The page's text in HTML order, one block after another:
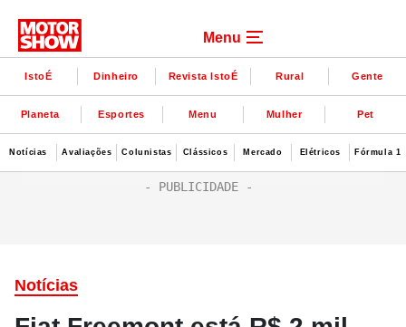
Menu
IstoÉ Dinheiro Revista IstoÉ Rural Gente
Planeta Esportes Menu Mulher Pet
Notícias Avaliações Colunistas Clássicos Mercado Elétricos Fórmula 1
Notícias